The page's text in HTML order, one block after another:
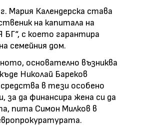
Мария Календерска става
на капитала на
с което гарантира
семейния дом.
основателно възниква
Николай Бареков
в тези особено
за да финансира жена си да
пита Симон Милков в